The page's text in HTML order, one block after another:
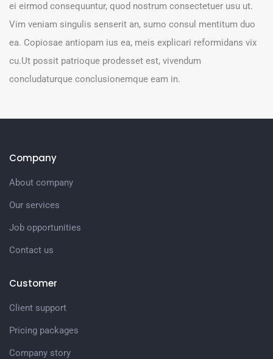
ei eirmod consequuntur, quod nostrum consectetuer usu ut.
Vim veniam singulis senserit an, sumo consul mentitum duo
ea. Copiosae antiopam ius ea, meis explicari reformidans vix
cu.Ut possit patrioque prodesset est, vivendum
concludaturque conclusionemque eam in.
Company
About company
Our services
Job opportunities
Contact us
Customer
Client support
Pricing packages
Company story